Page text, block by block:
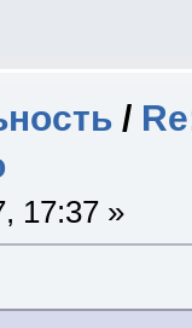
/
17:37 »